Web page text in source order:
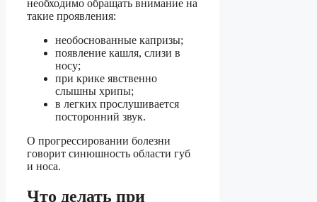
необходимо обращать внимание на
такие проявления:
необоснованные капризы;
появление кашля, слизи в
носу;
при крике явственно
слышны хрипы;
в легких прослушивается
посторонний звук.
О прогрессировании болезни
говорит синюшность области губ
и носа.
Что делать при